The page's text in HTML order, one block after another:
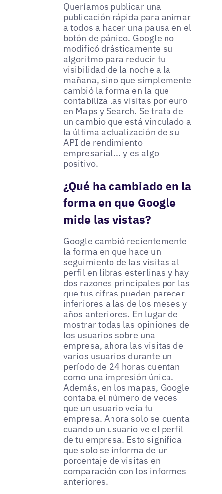
Queríamos publicar una
publicación rápida para animar
a todos a hacer una pausa en el
botón de pánico. Google no
modificó drásticamente su
algoritmo para reducir tu
visibilidad de la noche a la
mañana, sino que simplemente
cambió la forma en la que
contabiliza las visitas por euro
en Maps y Search. Se trata de
un cambio que está vinculado a
la última actualización de su
API de rendimiento
empresarial... y es algo
positivo.
¿Qué ha cambiado en la
forma en que Google
mide las vistas?
Google cambió recientemente
la forma en que hace un
seguimiento de las visitas al
perfil en libras esterlinas y hay
dos razones principales por las
que tus cifras pueden parecer
inferiores a las de los meses y
años anteriores. En lugar de
mostrar todas las opiniones de
los usuarios sobre una
empresa, ahora las visitas de
varios usuarios durante un
período de 24 horas cuentan
como una impresión única.
Además, en los mapas, Google
contaba el número de veces
que un usuario veía tu
empresa. Ahora solo se cuenta
cuando un usuario ve el perfil
de tu empresa. Esto significa
que solo se informa de un
porcentaje de visitas en
comparación con los informes
anteriores.